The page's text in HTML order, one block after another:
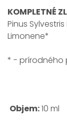
KOMPLETNÉ
Pinus
Limonene*
* - prírodného
Objem:10 ml